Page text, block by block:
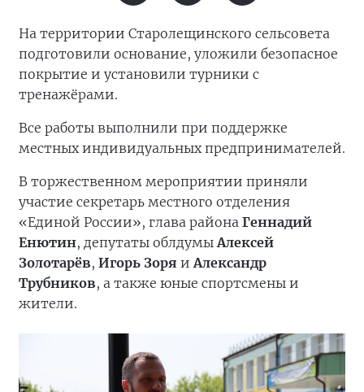
На территории Старолещинского сельсовета
подготовили основание, уложили безопасное
покрытие и установили турники с
тренажёрами.
Все работы выполнили при поддержке
местных индивидуальных предпринимателей.
В торжественном мероприятии приняли
участие секретарь местного отделения
«Единой России», глава района Геннадий
Енютин, депутаты облдумыАлексей
Золотарёв, Игорь Зоря иАлександр
Трубников, а также юные спортсмены и
жители.